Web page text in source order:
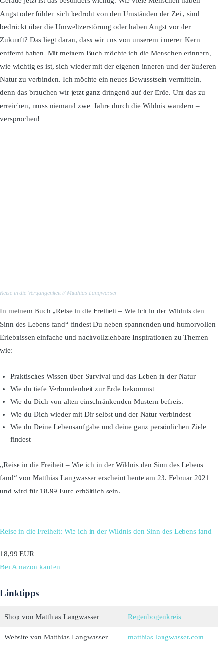
Angst oder fühlen sich bedroht von den Umständen der Zeit, sind
bedrückt über die Umweltzerstörung oder haben Angst vor der
Zukunft? Das liegt daran, dass wir uns von unserem inneren Kern
entfernt haben. Mit meinem Buch möchte ich die Menschen erinnern,
wie wichtig es ist, sich wieder mit der eigenen inneren und der äußeren
Natur zu verbinden. Ich möchte ein neues Bewusstsein vermitteln,
denn das brauchen wir jetzt ganz dringend auf der Erde. Um das zu
erreichen, muss niemand zwei Jahre durch die Wildnis wandern –
versprochen!
Reise in die Vergangenheit // Matthias Langwasser
In meinem Buch „Reise in die Freiheit – Wie ich in der Wildnis den
Sinn des Lebens fand“ findest Du neben spannenden und humorvollen
Erlebnissen einfache und nachvollziehbare Inspirationen zu Themen
wie:
Praktisches Wissen über Survival und das Leben in der Natur
Wie du tiefe Verbundenheit zur Erde bekommst
Wie du Dich von alten einschränkenden Mustern befreist
Wie du Dich wieder mit Dir selbst und der Natur verbindest
Wie du Deine Lebensaufgabe und deine ganz persönlichen Ziele
findest
„Reise in die Freiheit – Wie ich in der Wildnis den Sinn des Lebens
fand“ von Matthias Langwasser erscheint heute am 23. Februar 2021
und wird für 18.99 Euro erhältlich sein.
Reise in die Freiheit: Wie ich in der Wildnis den Sinn des Lebens fand
18,99 EUR
Bei Amazon kaufen
Linktipps
Shop von Matthias Langwasser Regenbogenkreis
Website von Matthias Langwasser matthias-langwasser.com